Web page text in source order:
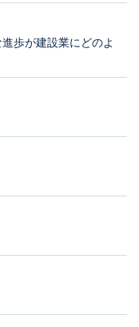
歩が建設業にどのよ